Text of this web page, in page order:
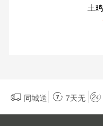
土
 同城送  7天无 